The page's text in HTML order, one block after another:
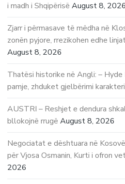
i madh i Shqipërisë August 8, 2026
Zjarr i përmasave të mëdha në
zonën pyjore, rrezikohen edhe
August 8, 2026
Thatësi historike në Angli: – Hyde
pamje, zhduket gjelbërimi
AUSTRI – Reshjet e dendura
bllokojnë rrugë August 8, 2026
Negociatat e dështuara në
për Vjosa Osmanin, Kurti i ofron
2026